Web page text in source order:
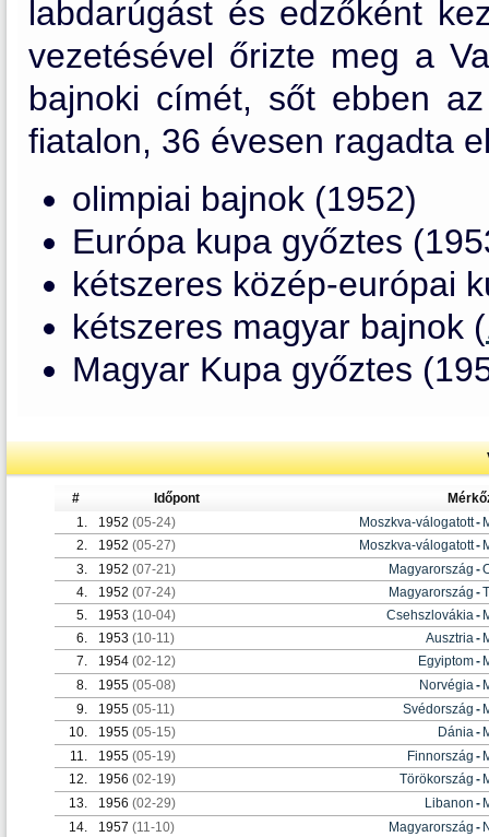
labdarúgást és edzőként
vezetésével őrizte meg a
bajnoki címét, sőt ebben
fiatalon, 36 évesen ragadta
olimpiai bajnok (1952)
Európa kupa győztes
kétszeres közép-európai
kétszeres magyar bajnok (
Magyar Kupa győztes
# Időpont
1.
1952 (05-24) Moszkva-válogatott-
2.
1952 (05-27) Moszkva-válogatott-
3.
1952 (07-21) Magyarország -
4.
1952 (07-24) Magyarország -
5.
1953 (10-04) Csehszlovákia-
6.
1953 (10-11) Ausztria-
7.
1954 (02-12) Egyiptom-
8.
1955 (05-08) Norvégia-
9.
1955 (05-11) Svédország -
10.
1955 (05-15) Dánia-
11.
1955 (05-19) Finnország -
12.
1956 (02-19) Törökország -
13.
1956 (02-29) Libanon -
14.
1957 (11-10) Magyarország -